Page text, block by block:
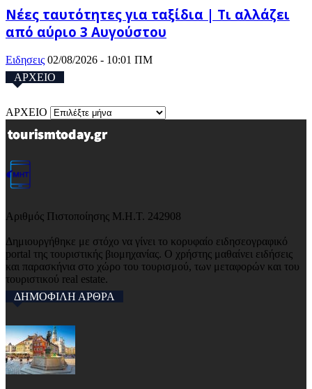
Νέες ταυτότητες για ταξίδια | Τι αλλάζει
από αύριο 3 Αυγούστου
Ειδησεις 02/08/2026 - 10:01 ΠΜ
ΑΡΧΕΙΟ
ΑΡΧΕΙΟ
Αριθμός Πιστοποίησης Μ.Η.Τ. 242908
Δημιουργήθηκε με στόχο να γίνει το κορυφαίο ειδησεογραφικό
portal της τουριστικής βιομηχανίας. Ο χρήστης μαθαίνει ειδήσεις
και παρασκήνια στο χώρο του τουρισμού, των μεταφορών και του
τουριστικού real estate.
ΔΗΜΟΦΙΛΗ ΑΡΘΡΑ